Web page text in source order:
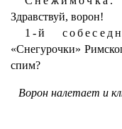
Здравствуй, ворон!
1-й
«Снегурочки»
спим?
Ворон налетает и